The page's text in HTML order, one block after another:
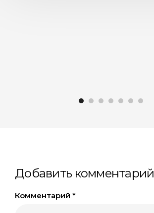
Добавить комментарий
Комментарий *